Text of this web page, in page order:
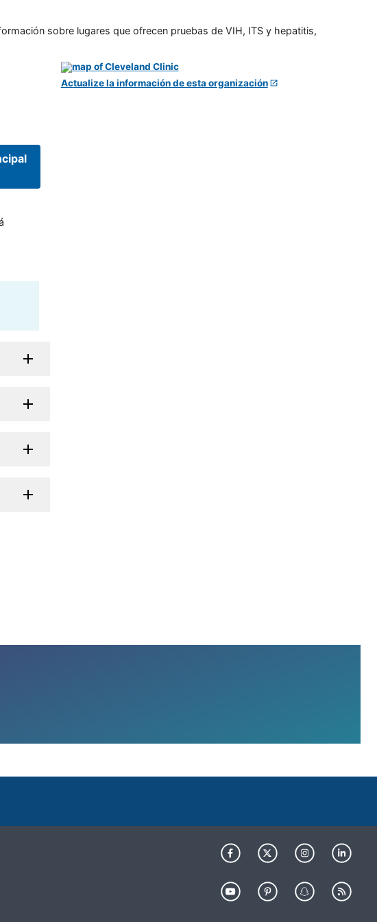
sobre lugares que ofrecen pruebas de VIH, ITS y hepatitis,
Actualize la información de esta organización